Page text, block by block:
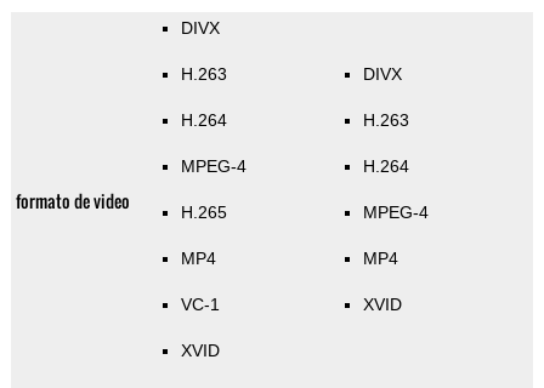
formato de video
DIVX
H.263
H.264
MPEG-4
H.265
MP4
VC-1
XVID
DIVX
H.263
H.264
MPEG-4
MP4
XVID